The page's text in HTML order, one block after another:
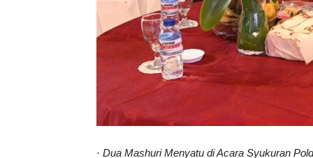
· Dua Mashuri Menyatu di Acara Syukuran